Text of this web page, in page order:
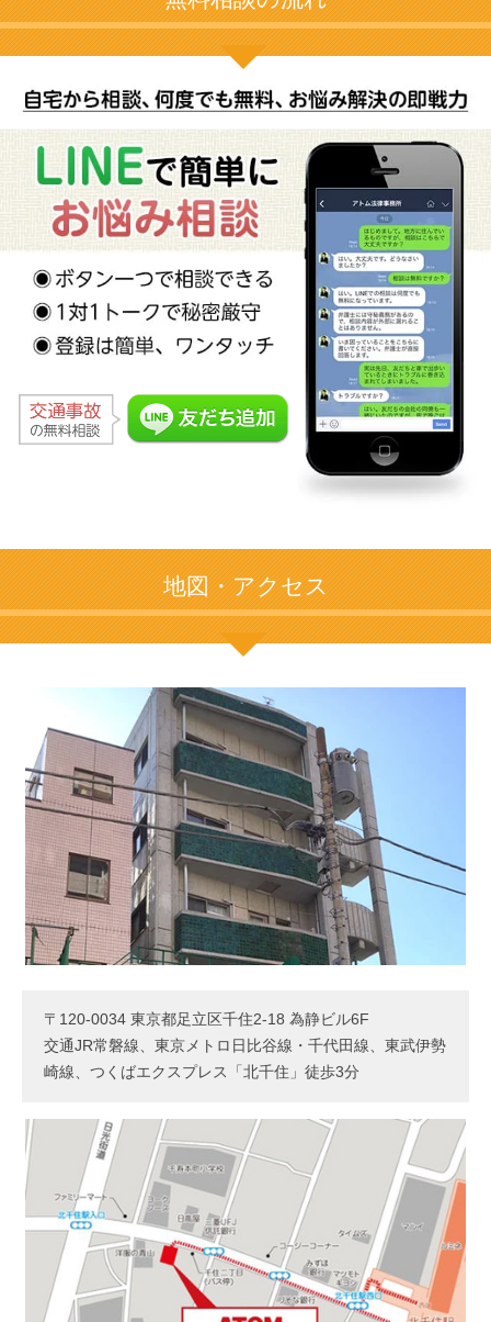
地図・アクセス
〒120-0034 東京都足立区千住2-18 為静ビル6F
交通JR常磐線、東京メトロ日比谷線・千代田線、東武伊勢
崎線、つくばエクスプレス「北千住」徒歩3分